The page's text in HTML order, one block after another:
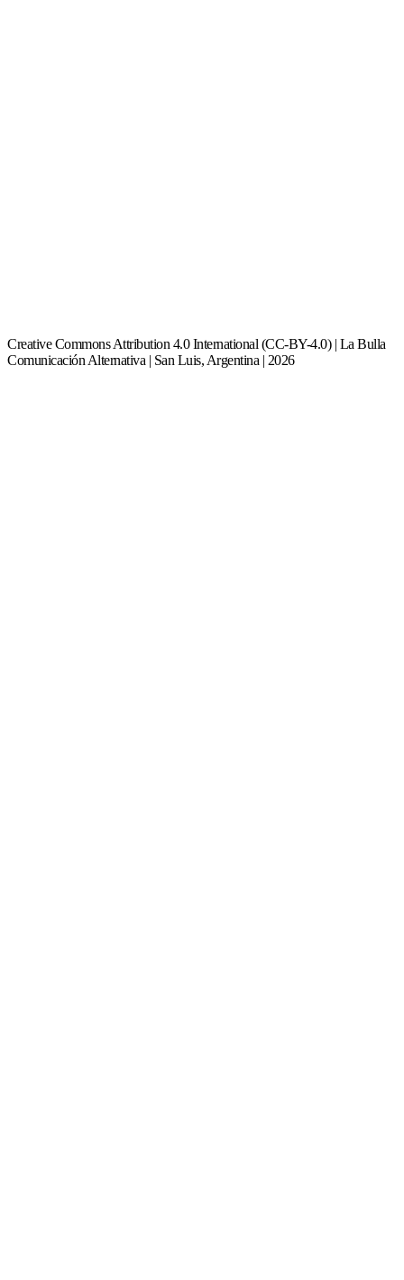
Creative Commons Attribution 4.0 International (CC-BY-4.0) | La Bulla
Comunicación Alternativa | San Luis, Argentina | 2026